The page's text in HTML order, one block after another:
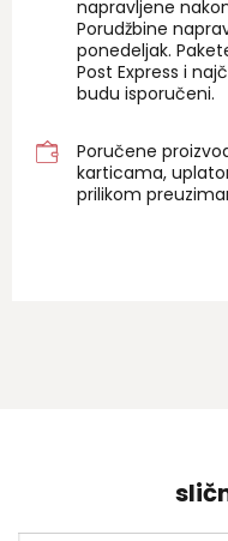
napravljene
Porudžbine
ponedeljak.
Post Express i
budu isporučeni.
Poručene
karticama,
prilikom